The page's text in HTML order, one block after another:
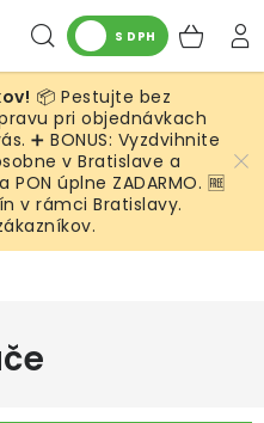
Hľadať
S DPH
📦 Pestujte bez
pri objednávkach
➕ BONUS: Vyzdvihnite
v Bratislave a
úplne ZADARMO. 🆓
v rámci Bratislavy.